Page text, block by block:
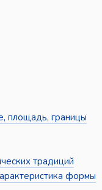
площадь, границы
традиций
формы